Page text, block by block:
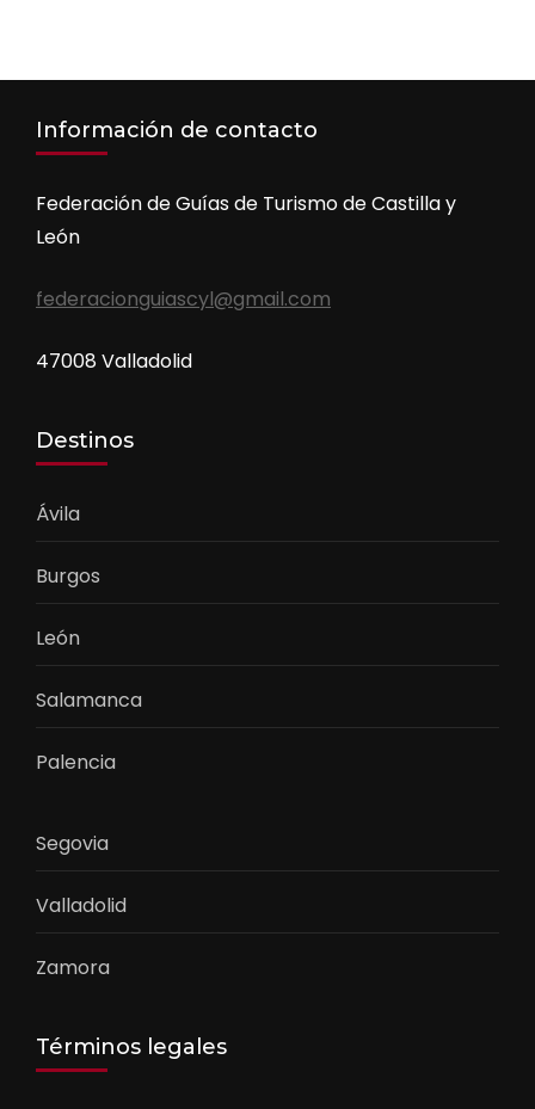
Información de contacto
Federación de Guías de Turismo de Castilla y
León
federacionguiascyl@gmail.com
47008 Valladolid
Destinos
Ávila
Burgos
León
Salamanca
Palencia
Segovia
Valladolid
Zamora
Términos legales